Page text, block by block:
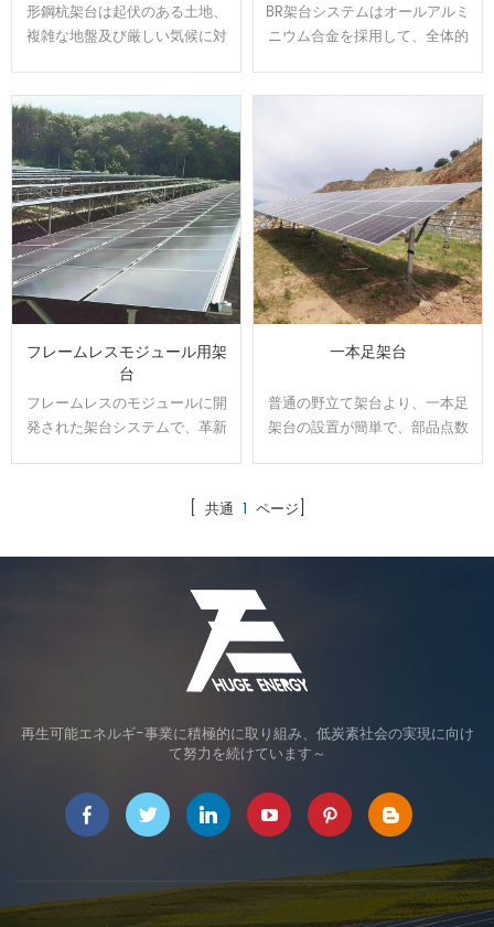
形鋼杭架台は起伏のある土地、
複雑な地盤及び厳しい気候に対
地の要求に合わせて東西、南北
方向の角度を調整可能です。
BR架台システムはオールアルミ
ニウム合金を採用して、全体的
コストは節約できます。アルミ
表面は陽極処理で、耐食性が強
くて、太陽光架台は悪質な環境
で長い使用寿命を確保できま
す。
フレームレスモジュール用架
台
フレームレスのモジュールに開
発された架台システムで、革新
設置時間とコストも節約できま
一本足架台
普通の野立て架台より、一本足
架台の設置が簡単で、部品点数
と現場50％の杭打ち込み時間の
[ 共通 1 ページ]
再生可能エネルギ-事業に積極的に取り組み、低炭素社会の実現に向け
て努力を続けています～